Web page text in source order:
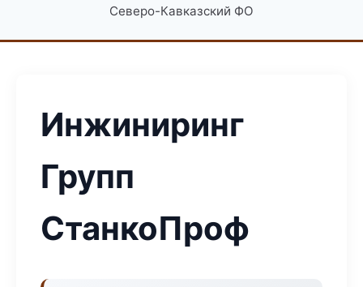
Северо-Кавказский ФО
Инжиниринг
Групп
СтанкоПроф